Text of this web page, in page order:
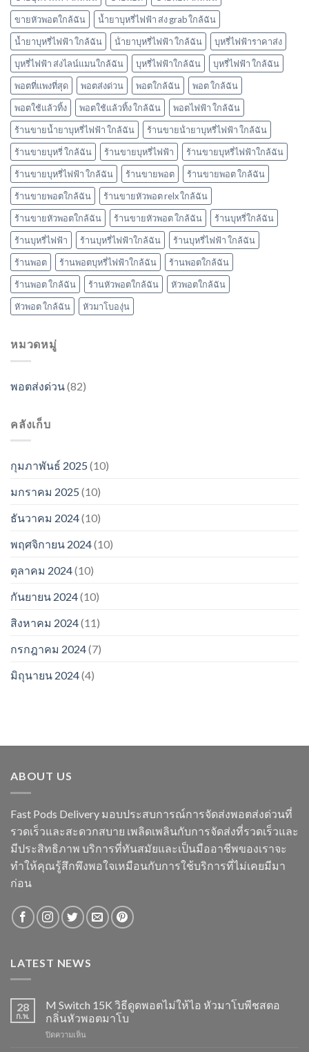
อะไร
พอต
ใช้
แล้ว
ทิ้ง
marbo
ขายหัวพอตใกล้ฉัน
น้ำยาบุหรี่ไฟฟ้า ส่ง grab ใกล้ฉัน
น้ำยาบุหรี่ไฟฟ้า ใกล้ฉัน
น้ํายาบุหรี่ไฟฟ้า ใกล้ฉัน
บุหรี่ไฟฟ้าราคาส่ง
บุหรี่ไฟฟ้า ส่งไลน์แมนใกล้ฉัน
บุหรี่ไฟฟ้าใกล้ฉัน
บุหรี่ไฟฟ้า ใกล้ฉัน
พอตที่แพงที่สุด
พอตส่งด่วน พอตใกล้ฉัน
พอต ใกล้ฉัน
พอตใช้แล้วทิ้ง
พอตใช้แล้วทิ้ง ใกล้ฉัน
พอตไฟฟ้า ใกล้ฉัน
ร้านขายน้ำยาบุหรี่ไฟฟ้า ใกล้ฉัน
ร้านขายน้ํายาบุหรี่ไฟฟ้า ใกล้ฉัน
ร้านขายบุหรี่ ใกล้ฉัน
ร้านขายบุหรี่ไฟฟ้า
ร้านขายบุหรี่ไฟฟ้าใกล้ฉัน
ร้านขายบุหรี่ไฟฟ้า ใกล้ฉัน
ร้านขายพอต
ร้านขายพอต ใกล้ฉัน
ร้านขายพอตใกล้ฉัน
ร้านขายหัวพอต relx ใกล้ฉัน
ร้านขายหัวพอตใกล้ฉัน
ร้านขายหัวพอต ใกล้ฉัน
ร้านบุหรี่ใกล้ฉัน
ร้านบุหรี่ไฟฟ้า
ร้านบุหรี่ไฟฟ้าใกล้ฉัน
ร้านบุหรี่ไฟฟ้า ใกล้ฉัน
ร้านพอต
ร้านพอตบุหรี่ไฟฟ้าใกล้ฉัน
ร้านพอตใกล้ฉัน
ร้านพอต ใกล้ฉัน
ร้านหัวพอตใกล้ฉัน
หัวพอตใกล้ฉัน
หัวพอต ใกล้ฉัน
หัวมาโบองุ่น
หมวดหมู่
พอตส่งด่วน(82)
คลังเก็บ
กุมภาพันธ์ 2025 (10)
มกราคม 2025 (10)
ธันวาคม 2024(10)
พฤศจิกายน 2024(10)
ตุลาคม 2024(10)
กันยายน 2024(10)
สิงหาคม 2024(11)
กรกฎาคม 2024(7)
มิถุนายน 2024(4)
ABOUT US
Fast Pods Delivery มอบประสบการณ์การจัดส่งพอตส่งด่วนที่
รวดเร็วและสะดวกสบาย เพลิดเพลินกับการจัดส่งที่รวดเร็วและ
มีประสิทธิภาพ บริการที่ทันสมัยและเป็นมืออาชีพของเราจะ
ทำให้คุณรู้สึกพึงพอใจเหมือนกับการใช้บริการที่ไม่เคยมีมา
ก่อน
LATEST NEWS
28
ก.พ.
M Switch 15K วิธีดูดพอตไม่ให้ไอ หัวมาโบพีชสตอ
กลิ่นหัวพอตมาโบ
ปิดความเห็น